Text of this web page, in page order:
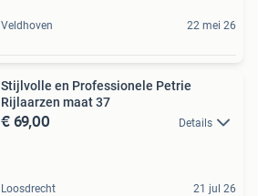
Veldhoven 22 mei 26
Stijlvolle en Professionele Petrie
Rijlaarzen maat 37
€ 69,00 Details
Loosdrecht 21 jul 26